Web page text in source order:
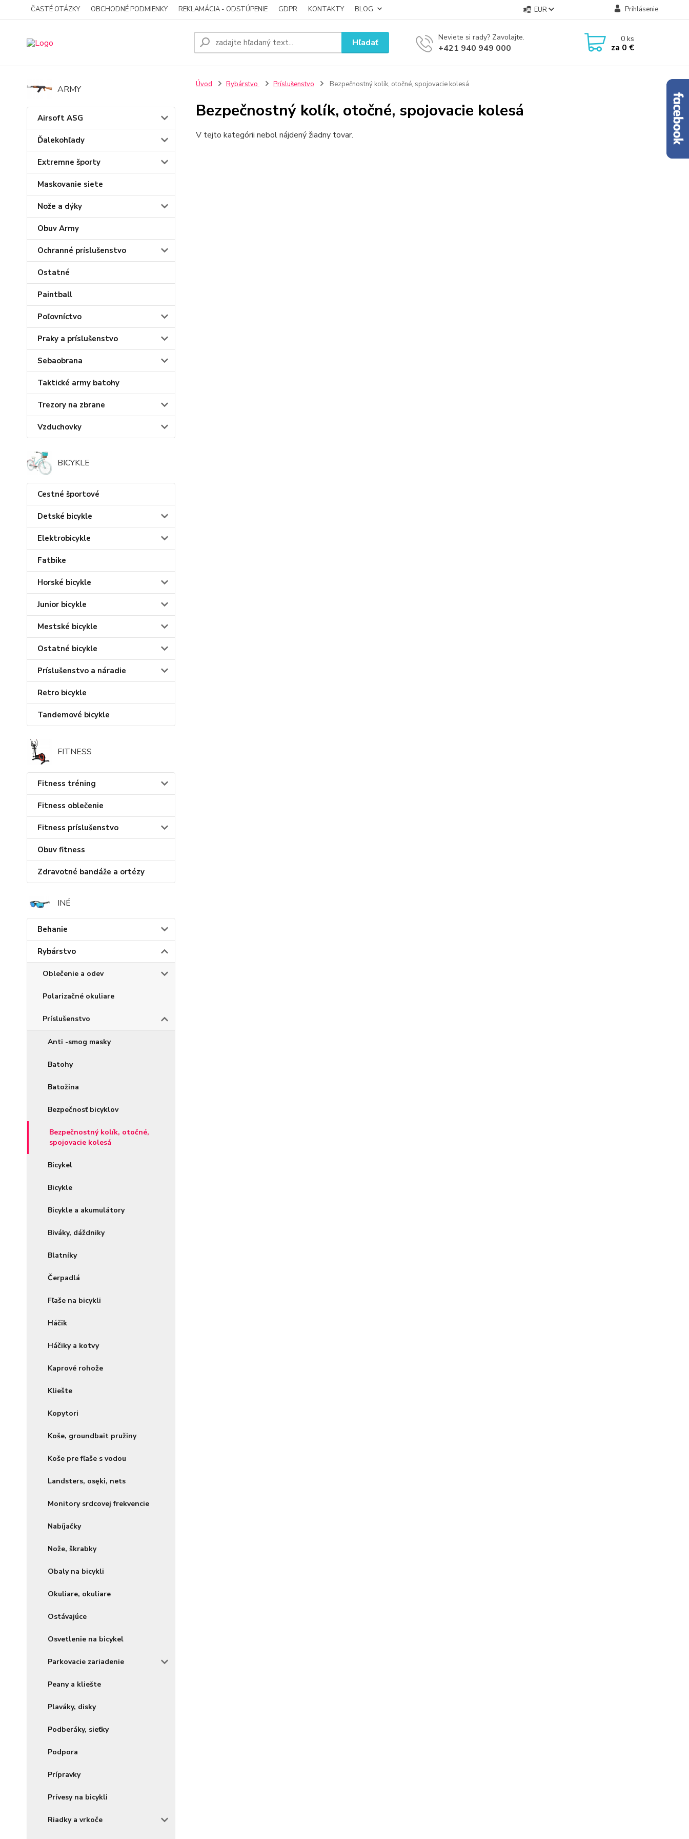
ČASTÉ OTÁZKY OBCHODNÉ PODMIENKY REKLAMÁCIA - ODSTÚPENIE GDPR KONTAKTY BLOG EUR Prihlásenie
Hľadať Neviete si rady? Zavolajte.
+421 940 949 000
0ks
za 0 €
ARMY
Airsoft ASG
Ďalekohľady
Extremne športy
Maskovanie siete
Nože a dýky
Obuv Army
Ochranné príslušenstvo
Ostatné
Paintball
Poľovníctvo
Praky a príslušenstvo
Sebaobrana
Taktické army batohy
Trezory na zbrane
Vzduchovky
BICYKLE
Cestné športové
Detské bicykle
Elektrobicykle
Fatbike
Horské bicykle
Junior bicykle
Mestské bicykle
Ostatné bicykle
Príslušenstvo a náradie
Retro bicykle
Tandemové bicykle
FITNESS
Fitness tréning
Fitness oblečenie
Fitness príslušenstvo
Obuv fitness
Zdravotné bandáže a ortézy
INÉ
Behanie
Rybárstvo
Oblečenie a odev
Polarizačné okuliare
Príslušenstvo
Anti -smog masky
Batohy
Batožina
Bezpečnosť bicyklov
Bezpečnostný kolík, otočné,
spojovacie kolesá
Bicykel
Bicykle
Bicykle a akumulátory
Biváky, dáždniky
Blatníky
Čerpadlá
Fľaše na bicykli
Háčik
Háčiky a kotvy
Kaprové rohože
Kliešte
Kopytori
Koše, groundbait pružiny
Koše pre fľaše s vodou
Landsters, osęki, nets
Monitory srdcovej frekvencie
Nabíjačky
Nože, škrabky
Obaly na bicykli
Okuliare, okuliare
Ostávajúce
Osvetlenie na bicykel
Parkovacie zariadenie
Peany a kliešte
Plaváky, disky
Podberáky, sieťky
Podpora
Prípravky
Prívesy na bicykli
Riadky a vrkoče
Úvod Rybárstvo Príslušenstvo Bezpečnostný kolík, otočné, spojovacie kolesá
Bezpečnostný kolík, otočné, spojovacie kolesá
V tejto kategórii nebol nájdený žiadny tovar.